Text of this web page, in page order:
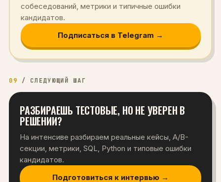
собеседований, метрики и типичные ошибки
кандидатов.
Подписаться в Telegram →
09 / СЛЕДУЮЩИЙ ШАГ
РАЗБИРАЕШЬ ТЕСТОВЫЕ, НО НЕ УВЕРЕН В
РЕШЕНИИ?
На интенсиве разбираем реальные кейсы, A/B-
секции, метрики, SQL, Python и типовые ошибки
кандидатов.
Подготовиться к интервью →